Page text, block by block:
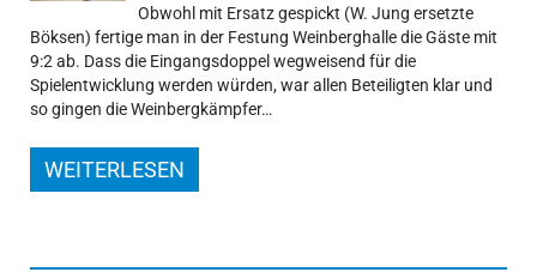
Obwohl mit Ersatz gespickt (W. Jung ersetzte
Böksen) fertige man in der Festung Weinberghalle die Gäste mit
9:2 ab. Dass die Eingangsdoppel wegweisend für die
Spielentwicklung werden würden, war allen Beteiligten klar und
so gingen die Weinbergkämpfer…
WEITERLESEN